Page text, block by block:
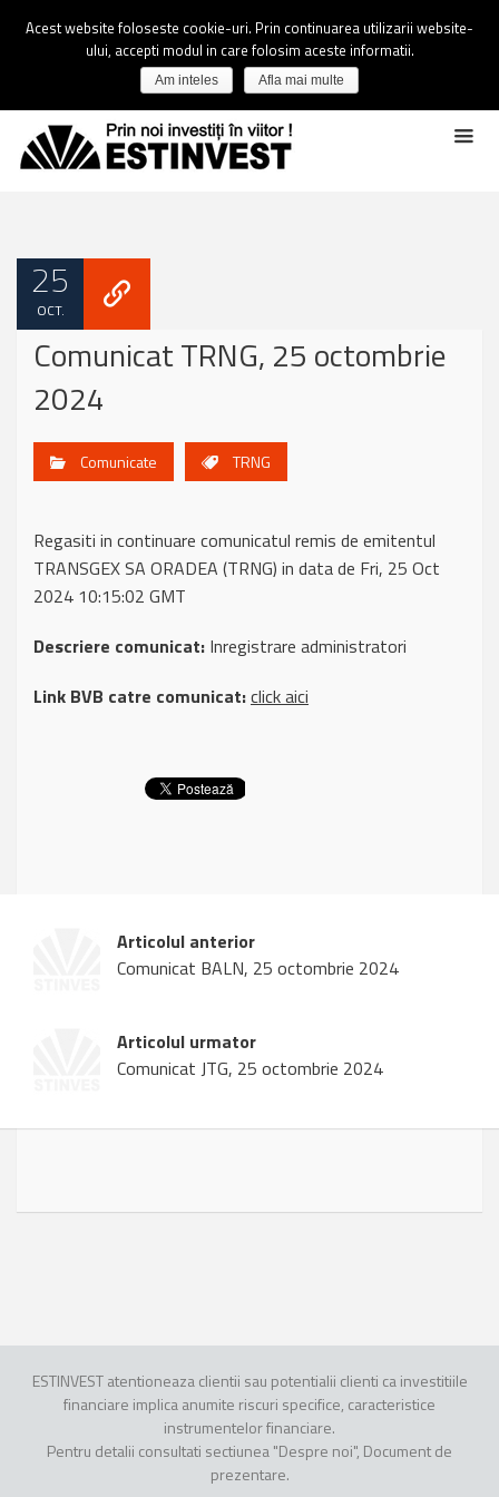
25
OCT.
Comunicat TRNG, 25 octombrie
2024
Comunicate TRNG
Regasiti in continuare comunicatul remis de emitentul
TRANSGEX SA ORADEA (TRNG) in data de Fri, 25 Oct
2024 10:15:02 GMT
Descriere comunicat: Inregistrare administratori
Link BVB catre comunicat:click aici
Articolul anterior
Comunicat BALN, 25 octombrie 2024
Articolul urmator
Comunicat JTG, 25 octombrie 2024
ESTINVEST atentioneaza clientii sau potentialii clienti ca investitiile
financiare implica anumite riscuri specifice, caracteristice
instrumentelor financiare.
Pentru detalii consultati sectiunea "Despre noi", Document de
prezentare.
Acest website foloseste cookie-uri. Prin continuarea utilizarii website-
ului, accepti modul in care folosim aceste informatii.
Am inteles Afla mai multe